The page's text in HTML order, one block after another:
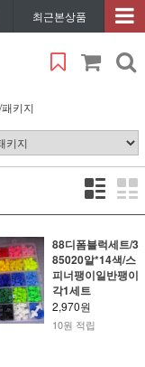
최근본상품
키지
88디폼블럭세트/3
85020알*14색/스
피너팽이일반팽이
각1세트
2,970원
10원 적립